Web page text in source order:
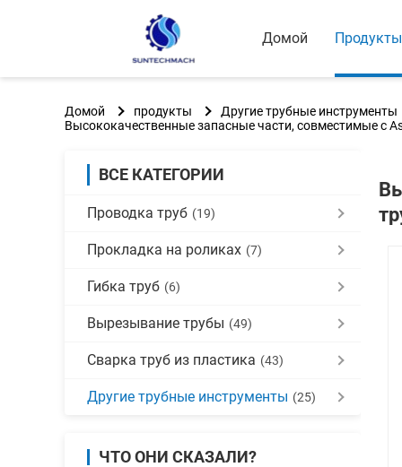
Домой Продукты
Домой продукты
Другие трубные инструменты
Высококачественные запасные части, совместимые с
ВСЕ КАТЕГОРИИ
Проводка труб (19)
Прокладка на роликах (7)
Гибка труб (6)
Вырезывание трубы (49)
Сварка труб из пластика (43)
Другие трубные инструменты (25)
ЧТО ОНИ СКАЗАЛИ?